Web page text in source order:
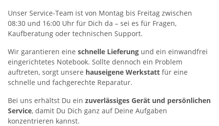
Unser Service-Team ist von Montag bis Freitag zwischen
08:30 und 16:00 Uhr für Dich da – sei es für Fragen,
Kaufberatung oder technischen Support.
Wir garantieren eine schnelle Lieferung und ein einwandfrei
eingerichtetes Notebook. Sollte dennoch ein Problem
auftreten, sorgt unsere hauseigene Werkstatt für eine
schnelle und fachgerechte Reparatur.
Bei uns erhältst Du ein zuverlässiges Gerät und persönlichen
Service, damit Du Dich ganz auf Deine Aufgaben
konzentrieren kannst.